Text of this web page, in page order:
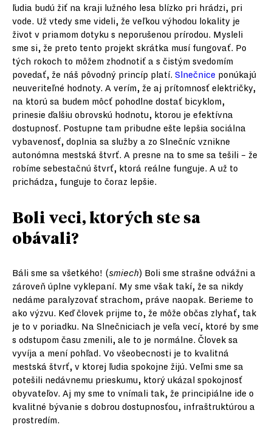
ľudia budú žiť na kraji lužného lesa blízko pri hrádzi, pri
vode. Už vtedy sme videli, že veľkou výhodou lokality je
život v priamom dotyku s neporušenou prírodou. Mysleli
sme si, že preto tento projekt skrátka musí fungovať. Po
tých rokoch to môžem zhodnotiť a s čistým svedomím
povedať, že náš pôvodný princíp platí. Slnečnice ponúkajú
neuveriteľné hodnoty. A verím, že aj prítomnosť električky,
na ktorú sa budem môcť pohodlne dostať bicyklom,
prinesie ďalšiu obrovskú hodnotu, ktorou je efektívna
dostupnosť. Postupne tam pribudne ešte lepšia sociálna
vybavenosť, doplnia sa služby a zo Slnečníc vznikne
autonómna mestská štvrť. A presne na to sme sa tešili – že
robíme sebestačnú štvrť, ktorá reálne funguje. A už to
prichádza, funguje to čoraz lepšie.
Boli veci, ktorých ste sa
obávali?
Báli sme sa všetkého! (smiech) Boli sme strašne odvážni a
zároveň úplne vyklepaní. My sme však takí, že sa nikdy
nedáme paralyzovať strachom, práve naopak. Berieme to
ako výzvu. Keď človek prijme to, že môže občas zlyhať, tak
je to v poriadku. Na Slnečniciach je veľa vecí, ktoré by sme
s odstupom času zmenili, ale to je normálne. Človek sa
vyvíja a mení pohľad. Vo všeobecnosti je to kvalitná
mestská štvrť, v ktorej ľudia spokojne žijú. Veľmi sme sa
potešili nedávnemu prieskumu, ktorý ukázal spokojnosť
obyvateľov. Aj my sme to vnímali tak, že principiálne ide o
kvalitné bývanie s dobrou dostupnosťou, infraštruktúrou a
prostredím.